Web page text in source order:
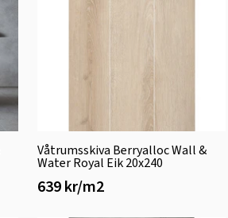
Våtrumsskiva Berryalloc Wall &
Water Royal Eik 20x240
639 kr/m2